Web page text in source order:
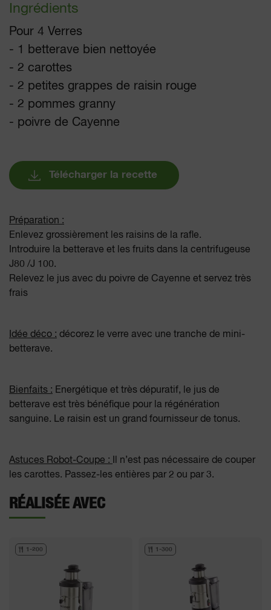
Ingrédients
Pour 4 Verres
- 1 betterave bien nettoyée
- 2 carottes
- 2 petites grappes de raisin rouge
- 2 pommes granny
- poivre de Cayenne
Télécharger la recette
Préparation :
Enlevez grossièrement les raisins de la rafle.
Introduire la betterave et les fruits dans la centrifugeuse
J80 /J 100.
Relevez le jus avec du poivre de Cayenne et servez très
frais
Idée déco : décorez le verre avec une tranche de mini-
betterave.
Bienfaits : Energétique et très dépuratif, le jus de
betterave est très bénéfique pour la régénération
sanguine. Le raisin est un grand fournisseur de tonus.
Astuces Robot-Coupe :
Il n’est pas nécessaire de couper
les carottes. Passez-les entières par 2 ou par 3.
RÉALISÉE AVEC
1-200 1-300